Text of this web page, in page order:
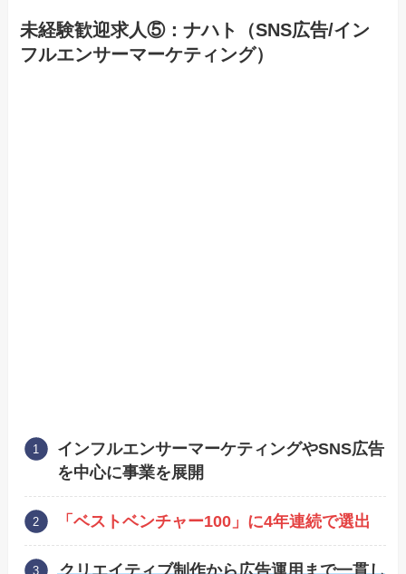
未経験歓迎求人⑤：ナハト （SNS広告/イン
フルエンサーマーケティング）
インフルエンサーマーケティングやSNS広告
を中心に事業を展開
「ベストベンチャー100」に4年連続で選出
クリエイティブ制作から広告運用まで一貫し